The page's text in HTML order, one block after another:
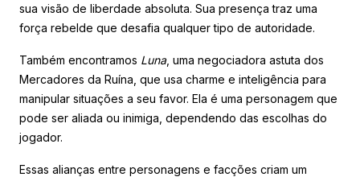
sua visão de liberdade absoluta. Sua presença traz uma
força rebelde que desafia qualquer tipo de autoridade.
Também encontramos Luna, uma negociadora astuta dos
Mercadores da Ruína, que usa charme e inteligência para
manipular situações a seu favor. Ela é uma personagem que
pode ser aliada ou inimiga, dependendo das escolhas do
jogador.
Essas alianças entre personagens e facções criam um